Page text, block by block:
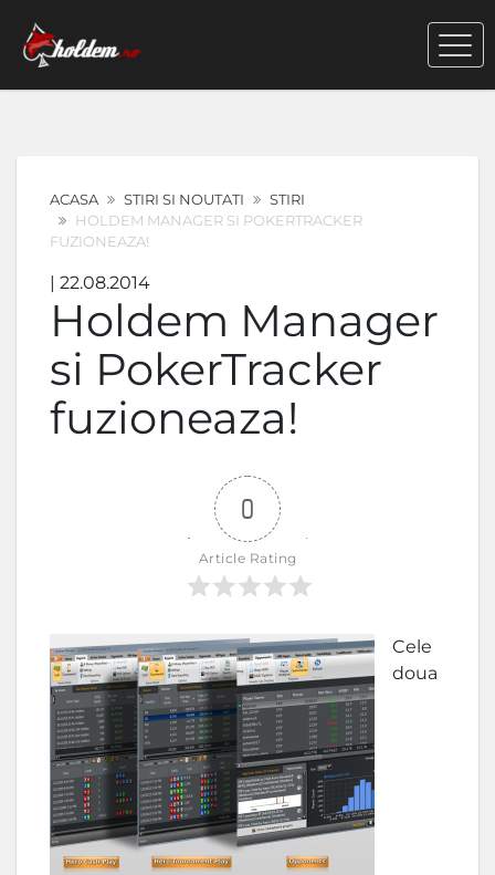
ACASA STIRI SI NOUTATI
STIRI
HOLDEM MANAGER SI POKERTRACKER
FUZIONEAZA!
| 22.08.2014
Holdem Manager
si PokerTracker
fuzioneaza!
0
Article Rating
Cele
doua